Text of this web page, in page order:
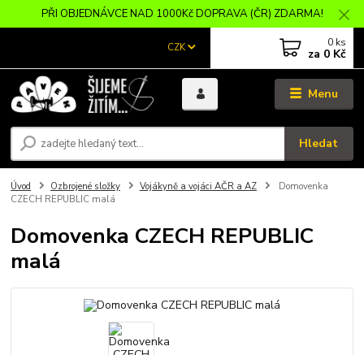
PŘI OBJEDNÁVCE NAD 1000Kč DOPRAVA (ČR) ZDARMA!
Menu
CZK
Hledat
0 ks
za 0 Kč
Úvod Ozbrojené složky Vojákyně a vojáci AČR a AZ
Domovenka
CZECH REPUBLIC malá
Domovenka CZECH REPUBLIC
malá